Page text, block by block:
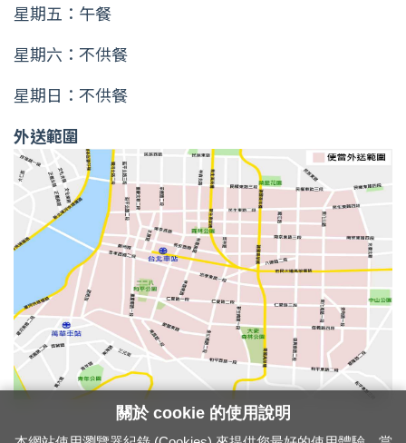
星期五：午餐
星期六：不供餐
星期日：不供餐
外送範圍
關於 cookie 的使用說明